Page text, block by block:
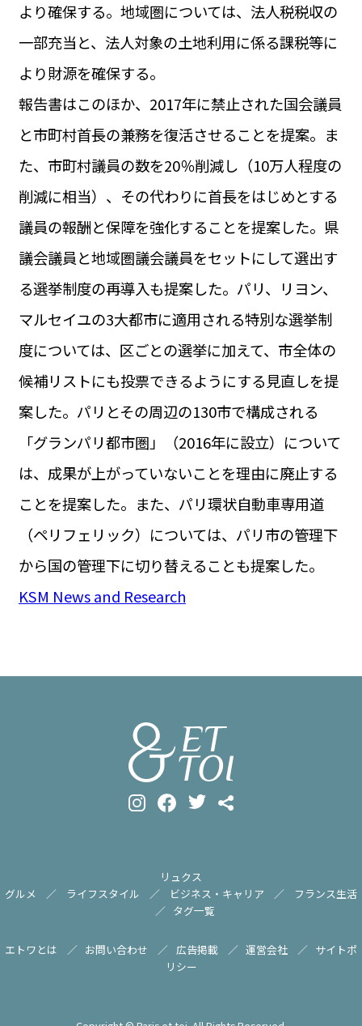
より確保する。地域圏については、法人税税収の
一部充当と、法人対象の土地利用に係る課税等に
より財源を確保する。
報告書はこのほか、2017年に禁止された国会議員
と市町村首長の兼務を復活させることを提案。ま
た、市町村議員の数を20％削減し（10万人程度の
削減に相当）、その代わりに首長をはじめとする
議員の報酬と保障を強化することを提案した。県
議会議員と地域圏議会議員をセットにして選出す
る選挙制度の再導入も提案した。パリ、リヨン、
マルセイユの3大都市に適用される特別な選挙制
度については、区ごとの選挙に加えて、市全体の
候補リストにも投票できるようにする見直しを提
案した。パリとその周辺の130市で構成される
「グランパリ都市圏」（2016年に設立）について
は、成果が上がっていないことを理由に廃止する
ことを提案した。また、パリ環状自動車専用道
（ペリフェリック）については、パリ市の管理下
から国の管理下に切り替えることも提案した。
KSM News and Research
リュクス
グルメ
ライフスタイル ビジネス・キャリア
フランス生活
タグ一覧
エトワとは お問い合わせ 広告掲載 運営会社
サイトポ
リシー